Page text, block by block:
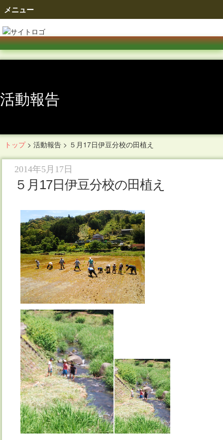
メニュー
活動報告
トップ> 活動報告> ５月17日伊豆分校の田植え
2014年5月17日
５月17日伊豆分校の田植え